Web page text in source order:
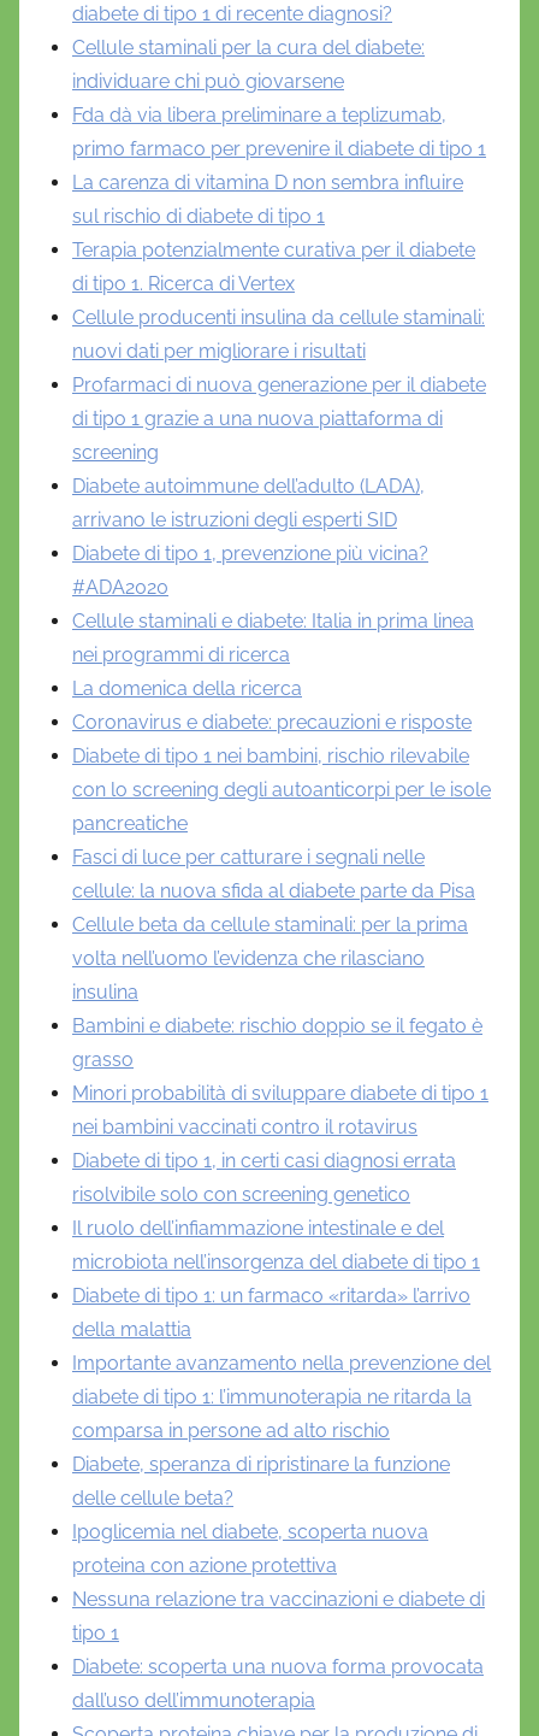
diabete di tipo 1 di recente diagnosi?
Cellule staminali per la cura del diabete:
individuare chi può giovarsene
Fda dà via libera preliminare a teplizumab,
primo farmaco per prevenire il diabete di tipo 1
La carenza di vitamina D non sembra influire
sul rischio di diabete di tipo 1
Terapia potenzialmente curativa per il diabete
di tipo 1. Ricerca di Vertex
Cellule producenti insulina da cellule staminali:
nuovi dati per migliorare i risultati
Profarmaci di nuova generazione per il diabete
di tipo 1 grazie a una nuova piattaforma di
screening
Diabete autoimmune dell’adulto (LADA),
arrivano le istruzioni degli esperti SID
Diabete di tipo 1, prevenzione più vicina?
#ADA2020
Cellule staminali e diabete: Italia in prima linea
nei programmi di ricerca
La domenica della ricerca
Coronavirus e diabete: precauzioni e risposte
Diabete di tipo 1 nei bambini, rischio rilevabile
con lo screening degli autoanticorpi per le isole
pancreatiche
Fasci di luce per catturare i segnali nelle
cellule: la nuova sfida al diabete parte da Pisa
Cellule beta da cellule staminali: per la prima
volta nell’uomo l’evidenza che rilasciano
insulina
Bambini e diabete: rischio doppio se il fegato è
grasso
Minori probabilità di sviluppare diabete di tipo 1
nei bambini vaccinati contro il rotavirus
Diabete di tipo 1, in certi casi diagnosi errata
risolvibile solo con screening genetico
Il ruolo dell’infiammazione intestinale e del
microbiota nell’insorgenza del diabete di tipo 1
Diabete di tipo 1: un farmaco «ritarda» l’arrivo
della malattia
Importante avanzamento nella prevenzione del
diabete di tipo 1: l’immunoterapia ne ritarda la
comparsa in persone ad alto rischio
Diabete, speranza di ripristinare la funzione
delle cellule beta?
Ipoglicemia nel diabete, scoperta nuova
proteina con azione protettiva
Nessuna relazione tra vaccinazioni e diabete di
tipo 1
Diabete: scoperta una nuova forma provocata
dall’uso dell’immunoterapia